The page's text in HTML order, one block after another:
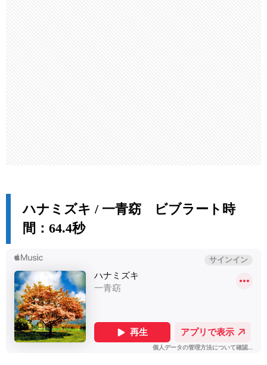
ハナミズキ / 一青窈 ビブラート時
間：64.4秒